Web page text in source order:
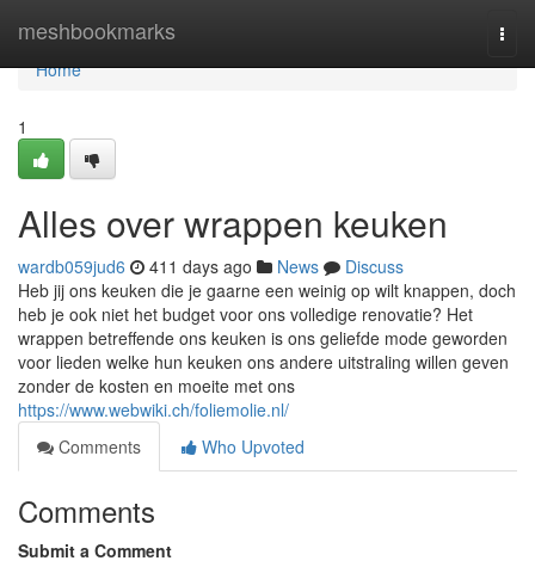
meshbookmarks
Home
Home
1
Alles over wrappen keuken
wardb059jud6 411 days ago News
Discuss
Heb jij ons keuken die je gaarne een weinig op wilt knappen, doch
heb je ook niet het budget voor ons volledige renovatie? Het
wrappen betreffende ons keuken is ons geliefde mode geworden
voor lieden welke hun keuken ons andere uitstraling willen geven
zonder de kosten en moeite met ons
https://www.webwiki.ch/foliemolie.nl/
Comments
Who Upvoted
Comments
Submit a Comment